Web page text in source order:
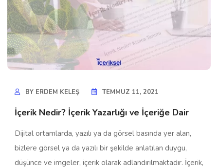
BY ERDEM KELEŞ TEMMUZ 11, 2021
İçerik Nedir? İçerik Yazarlığı ve İçeriğe Dair
Dijital ortamlarda, yazılı ya da görsel basında yer alan,
bizlere görsel ya da yazılı bir şekilde anlatılan duygu,
düşünce ve imgeler, içerik olarak adlandırılmaktadır. İçerik,